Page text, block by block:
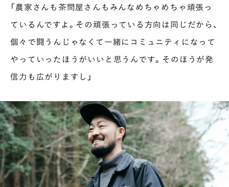
「農家さんも茶問屋さんもみんなめちゃめちゃ頑張っ
ているんですよ。その頑張っている方向は同じだから、
個々で闘うんじゃなくて一緒にコミュニティになって
やっていったほうがいいと思うんです。そのほうが発
信力も広がりますし」